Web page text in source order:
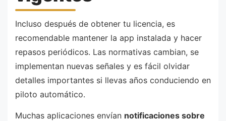
Incluso después de obtener tu licencia, es
recomendable mantener la app instalada y hacer
repasos periódicos. Las normativas cambian, se
implementan nuevas señales y es fácil olvidar
detalles importantes si llevas años conduciendo en
piloto automático.
Muchas aplicaciones envían notificaciones sobre